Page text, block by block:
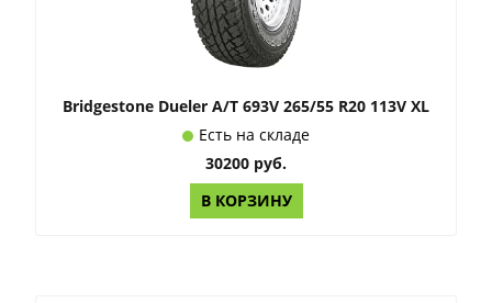
Bridgestone Dueler A/T 693V 265/55 R20 113V XL
Есть на складе
30200 руб.
В КОРЗИНУ